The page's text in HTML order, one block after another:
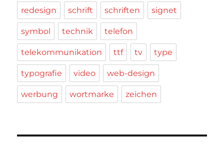
redesign schrift schriften signet
symbol technik telefon
telekommunikation ttf tv type
typografie video web-design
werbung wortmarke zeichen